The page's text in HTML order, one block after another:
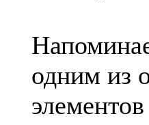
одним из